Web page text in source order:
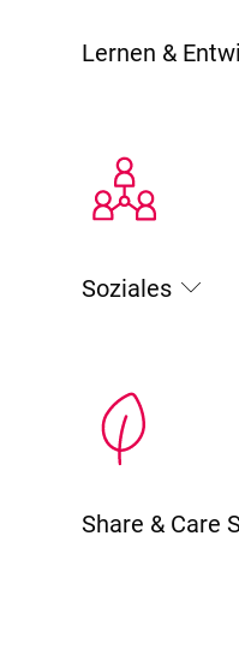
Lernen &
Soziales
Share & Care